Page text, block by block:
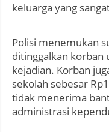
keluarga yang
Polisi menemukan
ditinggalkan korban
kejadian. Korban
sekolah sebesar
tidak menerima
administrasi